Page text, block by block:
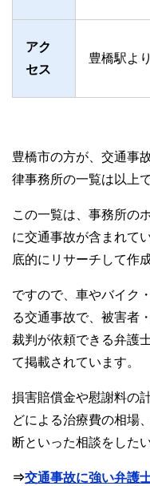
アク
セス
豊橋駅よ
豊橋市の方が、交通事
律事務所の一覧は以上で
この一覧は、事務所の
に交通事故が含まれて
底的にリサーチして作
ですので、車やバイク
る交通事故で、被害者
裁判が依頼できる弁護
て掲載されています。
損害賠償金や慰謝料の
どによる治療費の相場
断といった相談をした
⇒交通事故に強い弁護